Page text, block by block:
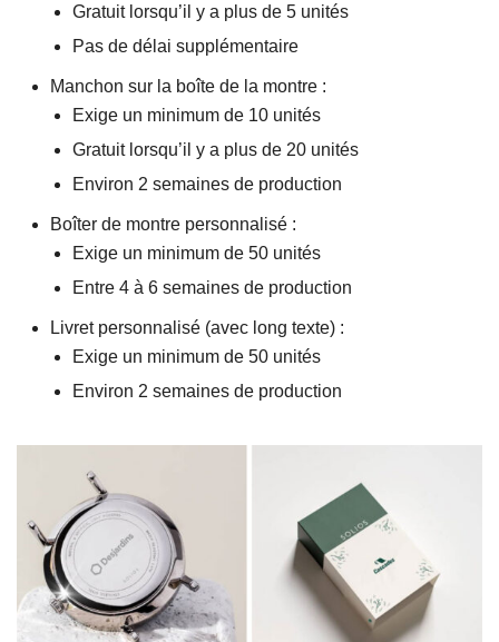
Gratuit lorsqu’il y a plus de 5 unités
Pas de délai supplémentaire
Manchon sur la boîte de la montre :
Exige un minimum de 10 unités
Gratuit lorsqu’il y a plus de 20 unités
Environ 2 semaines de production
Boîter de montre personnalisé :
Exige un minimum de 50 unités
Entre 4 à 6 semaines de production
Livret personnalisé (avec long texte) :
Exige un minimum de 50 unités
Environ 2 semaines de production